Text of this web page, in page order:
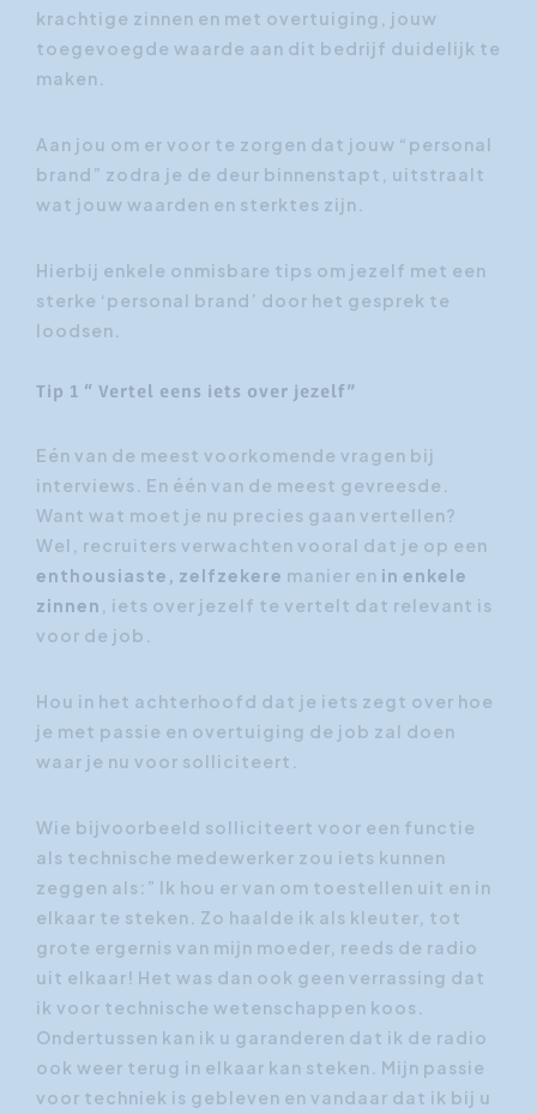
krachtige zinnen en met overtuiging, jouw
toegevoegde waarde aan dit bedrijf duidelijk te
maken.
Aan jou om er voor te zorgen dat jouw “personal
brand” zodra je de deur binnenstapt, uitstraalt
wat jouw waarden en sterktes zijn.
Hierbij enkele onmisbare tips om jezelf met een
sterke ‘personal brand’ door het gesprek te
loodsen.
Tip 1 “ Vertel eens iets over jezelf”
Eén van de meest voorkomende vragen bij
interviews. En één van de meest gevreesde.
Want wat moet je nu precies gaan vertellen?
Wel, recruiters verwachten vooral dat je op een
enthousiaste, zelfzekere manier en in enkele
zinnen
, iets over jezelf te vertelt dat relevant is
voor de job.
Hou in het achterhoofd dat je iets zegt over hoe
je met passie en overtuiging de job zal doen
waar je nu voor solliciteert.
Wie bijvoorbeeld solliciteert voor een functie
als technische medewerker zou iets kunnen
zeggen als:” Ik hou er van om toestellen uit en in
elkaar te steken. Zo haalde ik als kleuter, tot
grote ergernis van mijn moeder, reeds de radio
uit elkaar! Het was dan ook geen verrassing dat
ik voor technische wetenschappen koos.
Ondertussen kan ik u garanderen dat ik de radio
ook weer terug in elkaar kan steken. Mijn passie
voor techniek is gebleven en vandaar dat ik bij u